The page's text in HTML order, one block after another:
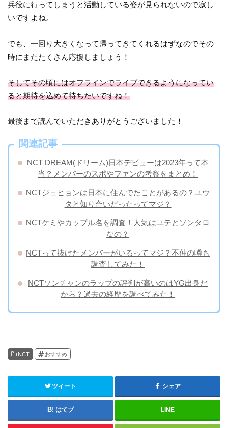
兵役に行ってしまうと活動している姿が見られないので寂し
いですよね。
でも、一回り大きくなって帰ってきてくれるはずなのでその
時にまたたくさん応援しましょう！
そしてその頃にはオフラインでライブできるようになってい
ると期待を込めて待ちたいですね！
最後まで読んでいただきありがとうございました！
関連記事
NCT DREAM(ドリーム)日本デビューは2023年って本
当？メンバーのスポやファンの考察をまとめ！
NCTジェヒョンは日本に住んでたことがあるの？ユウ
タと知り合いだったってマジ？
NCTケミやカップル名を調査！人気はユテとソンタロ
なの？
NCTって抜けたメンバーがいるってマジ？不仲の噂も
調査してみた！
NCTソンチャンのラップの評判が高いのはYG出身だ
から？過去の経歴を調べてみた！
NCT おすすめ
ツイート シェア
はてブ LINE